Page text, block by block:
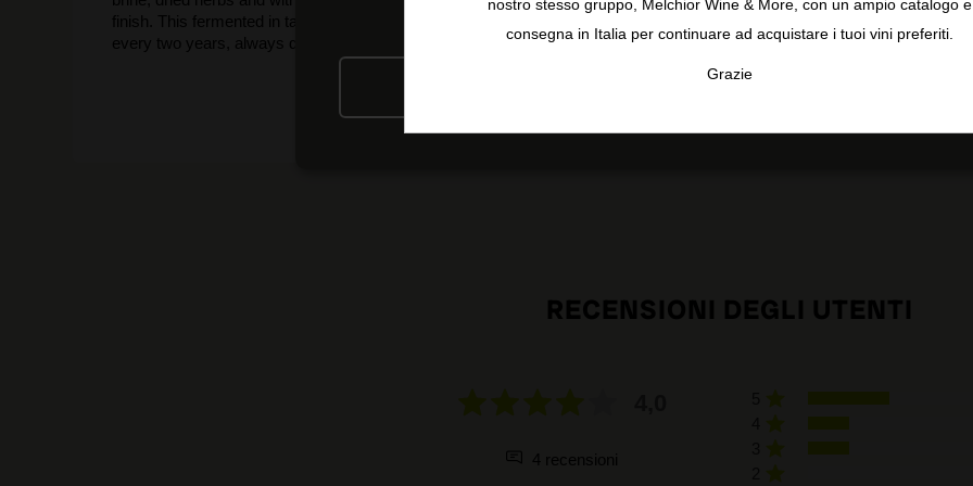
finish. This fermented in tank with indigenous yeasts and matured in used Manzanilla botas. They only do a bottling
every two years, always during the spring. 12,072 half bottles produced for this "saca."
RECENSIONI DEGLI UTENTI
4 recensioni
nostro stesso gruppo, Melchior Wine & More, con un ampio catalogo e
consegna in Italia per continuare ad acquistare i tuoi vini preferiti.
Grazie